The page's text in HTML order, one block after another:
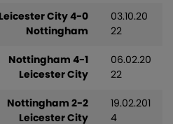
Leicester City 4-0
Nottingham
03.10.20
22
Nottingham 4-1
Leicester City
06.02.20
22
Nottingham 2-2
Leicester City
19.02.201
4